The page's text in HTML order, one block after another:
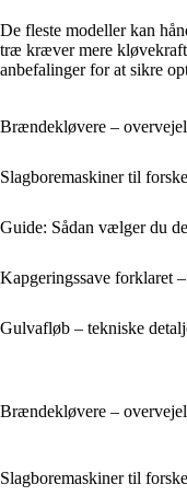
De fleste modeller kan
træ kræver mere
anbefalinger for at sikre
Brændekløvere –
Slagboremaskiner til
Guide: Sådan vælger du
Kapgeringssave forklaret
Gulvafløb – tekniske
Brændekløvere –
Slagboremaskiner til